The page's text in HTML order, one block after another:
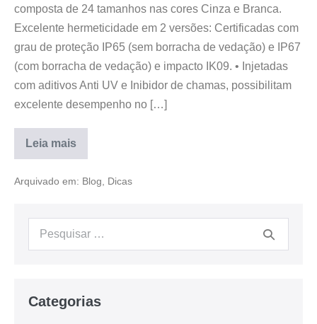
composta de 24 tamanhos nas cores Cinza e Branca.
Excelente hermeticidade em 2 versões: Certificadas com
grau de proteção IP65 (sem borracha de vedação) e IP67
(com borracha de vedação) e impacto IK09. • Injetadas
com aditivos Anti UV e Inibidor de chamas, possibilitam
excelente desempenho no […]
Leia mais
Arquivado em: Blog Dicas
Categorias